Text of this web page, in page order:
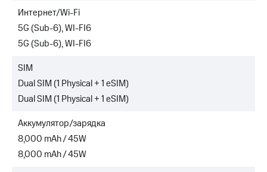
Интернет/Wi-Fi
5G (Sub-6), WI-FI6
5G (Sub-6), WI-FI6
SIM
Dual SIM (1 Physical + 1 eSIM)
Dual SIM (1 Physical + 1 eSIM)
Аккумулятор/зарядка
8,000 mAh / 45W
8,000 mAh / 45W